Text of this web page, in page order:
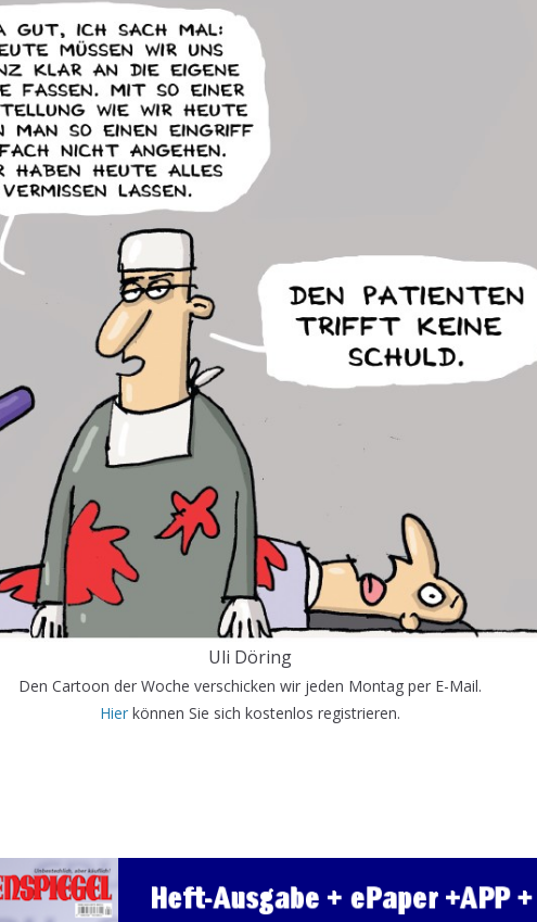
Uli Döring
Den Cartoon der Woche verschicken wir jeden Montag per E-Mail.
Hierkönnen Sie sich kostenlos registrieren.